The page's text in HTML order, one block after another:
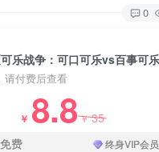
0
请付费后查看
￥ 8.8￥35
免费 终身VIP会员